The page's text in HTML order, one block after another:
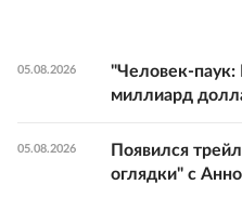
05.08.2026
"Человек-паук:
миллиард
05.08.2026
Появился
оглядки" с